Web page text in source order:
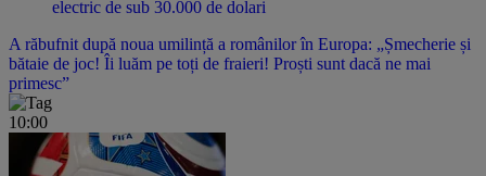
electric de sub 30.000 de dolari
A răbufnit după noua umilință a românilor în Europa: „Șmecherie și
bătaie de joc! Îi luăm pe toți de fraieri! Proști sunt dacă ne mai
primesc”
10:00